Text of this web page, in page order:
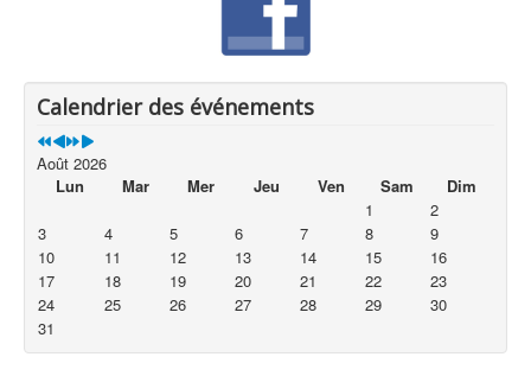
Calendrier des événements
Août 2026
Lun
Mar Mer Jeu Ven Sam
Dim
1
2
3
4 5 6 7 8
9
10
11 12 13 14 15
16
17
18 19 20 21 22
23
24
25 26 27 28 29
30
31